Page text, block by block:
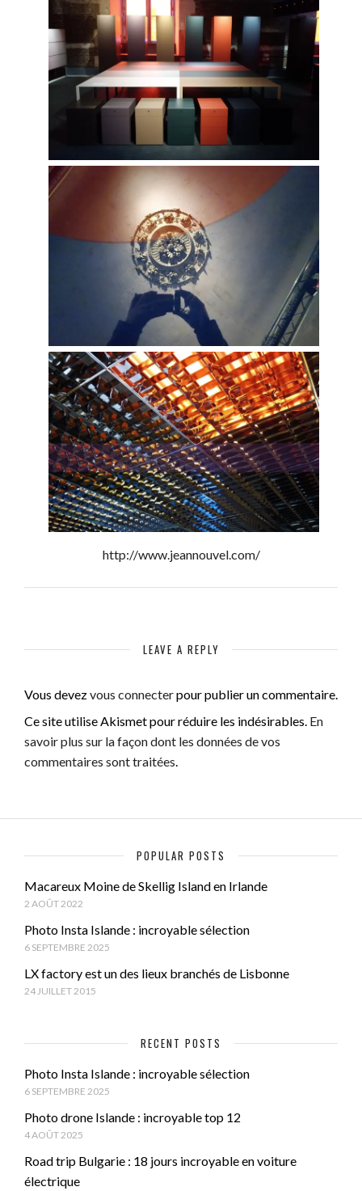
http://www.jeannouvel.com/
LEAVE A REPLY
Vous devezvous connecterpour publier un commentaire.
Ce site utilise Akismet pour réduire les indésirables. En
savoir plus sur la façon dont les données de vos
commentaires sont traitées
POPULAR POSTS
Macareux Moine de Skellig Island en Irlande
2 AOÛT 2022
Photo Insta Islande : incroyable sélection
6 SEPTEMBRE 2025
LX factory est un des lieux branchés de Lisbonne
24 JUILLET 2015
RECENT POSTS
Photo Insta Islande : incroyable sélection
6 SEPTEMBRE 2025
Photo drone Islande : incroyable top 12
4 AOÛT 2025
Road trip Bulgarie : 18 jours incroyable en voiture
électrique